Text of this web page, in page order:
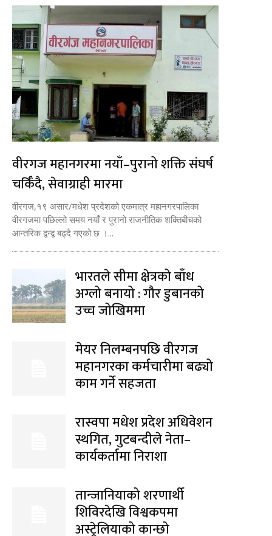
वीरगज महानगरमा नयाँ–पुरानो शक्ति संघर्ष
चर्किँदै, सेवाग्राही मारमा
वीरगज,१९ असार/मधेश प्रदेशको एकमात्र महानगरपालिका
वीरगजमा पछिल्लो समय नयाँ र पुरानो राजनीतिक शक्तिबीचको
आन्तरिक द्वन्द्व बढ्दै गएको छ ।...
भारतले सीमा क्षेत्रको बाँध
अग्लो बनायो : गौर डुबानको
उच्च जोखिममा
मेयर निलम्बनपछि वीरगज
महानगरका कर्मचारीमा बढ्यो
काम गर्ने सहजता
रास्वपा मधेश प्रदेश अधिवेशन
स्थगित, गुटबन्दीले नेता–
कार्यकर्तामा निराशा
तान्जानियाको शरणार्थी
शिविरदेखि विश्वकपमा
अस्ट्रेलियाको कान्छो